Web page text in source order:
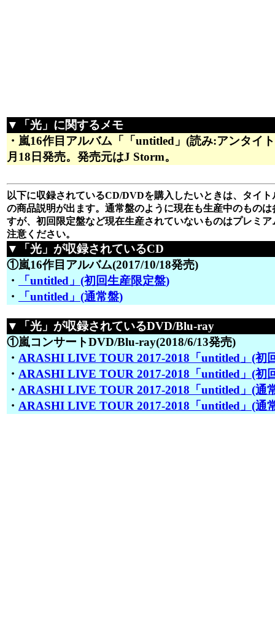
▼「光」に関するメモ
・嵐16作目アルバム「「untitled」(読み:アンタイ
月18日発売。発売元はJ Storm。
以下に収録されているCD/DVDを購入したいときは、タイ
の商品説明が出ます。通常盤のように現在も生産中のもの
すが、初回限定盤など現在生産されていないものはプレミ
注意ください。
▼「光」が収録されているCD
①嵐16作目アルバム(2017/10/18発売)
・
「untitled」(初回生産限定盤)
・
「untitled」(通常盤)
▼「光」が収録されているDVD/Blu-ray
①嵐コンサートDVD/Blu-ray(2018/6/13発売)
・ ARASHI LIVE TOUR 2017-2018「untitled」(初
・ ARASHI LIVE TOUR 2017-2018「untitled」(初
・ ARASHI LIVE TOUR 2017-2018「untitled」(通
・ ARASHI LIVE TOUR 2017-2018「untitled」(通